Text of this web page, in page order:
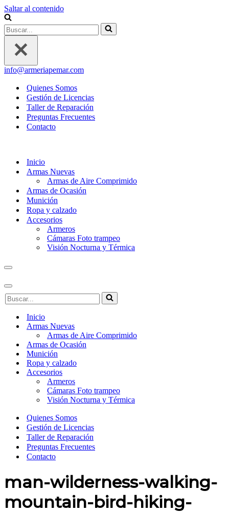
Saltar al contenido
Buscar...
info@armeriapemar.com
Quienes Somos
Gestión de Licencias
Taller de Reparación
Preguntas Frecuentes
Contacto
Inicio
Armas Nuevas
Armas de Aire Comprimido
Armas de Ocasión
Munición
Ropa y calzado
Accesorios
Armeros
Cámaras Foto trampeo
Visión Nocturna y Térmica
Menú
navegación
Menú
de
navegación
Buscar...
Inicio
Armas Nuevas
Armas de Aire Comprimido
Armas de Ocasión
Munición
Ropa y calzado
Accesorios
Armeros
Cámaras Foto trampeo
Visión Nocturna y Térmica
Quienes Somos
Gestión de Licencias
Taller de Reparación
Preguntas Frecuentes
Contacto
man-wilderness-walking-
mountain-bird-hiking-